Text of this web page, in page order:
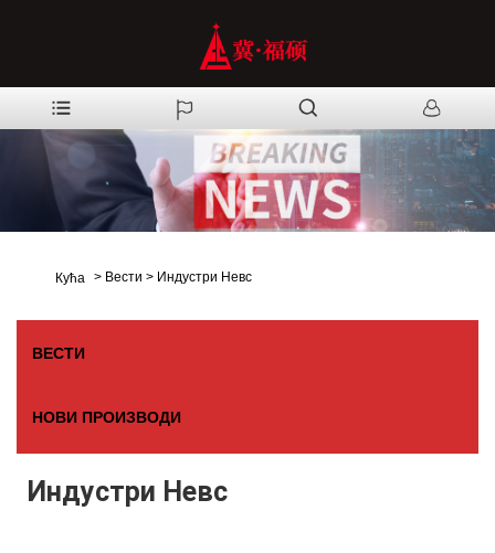
Кућа > Вести > Индустри Невс
ВЕСТИ
НОВИ ПРОИЗВОДИ
Индустри Невс